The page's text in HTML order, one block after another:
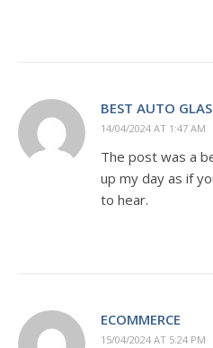
BEST AUTO
14/04/2024 AT 1:47 AM
The post was a
up my day as if
to hear.
ECOMMERCE
15/04/2024 AT 5:24 PM